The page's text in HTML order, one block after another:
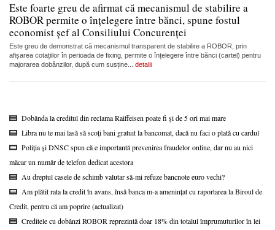
Este foarte greu de afirmat că mecanismul de stabilire a
ROBOR permite o înțelegere între bănci, spune fostul
economist șef al Consiliului Concurenței
Este greu de demonstrat că mecanismul transparent de stabilire a ROBOR, prin
afișarea cotațiilor în perioada de fixing, permite o înțelegere între bănci (cartel) pentru
majorarea dobânzilor, după cum susține... detalii
Dobânda la creditul din reclama Raiffeisen poate fi și de 5 ori mai mare
Libra nu te mai lasă să scoți bani gratuit la bancomat, dacă nu faci o plată cu cardul
Poliția și DNSC spun că e importantă prevenirea fraudelor online, dar nu au nici
măcar un număr de telefon dedicat acestora
Au dreptul casele de schimb valutar să-mi refuze bancnote euro vechi?
Am plătit rata la credit în avans, însă banca m-a amenințat cu raportarea la Biroul de
Credit, pentru că am poprire (actualizat)
Creditele cu dobânzi ROBOR reprezintă doar 18% din totalul împrumuturilor în lei